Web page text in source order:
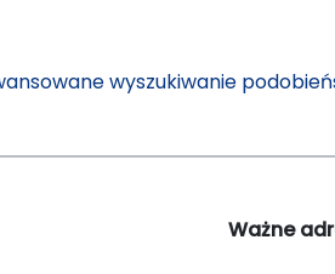
wyszukiwanie
Ważne